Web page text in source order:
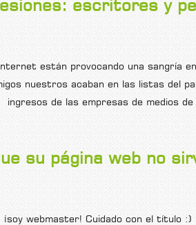
escritores y
están provocando una sangría
nuestros acaban en las listas
de las empresas de medios de
su página web no
webmaster! Cuidado con el título :)